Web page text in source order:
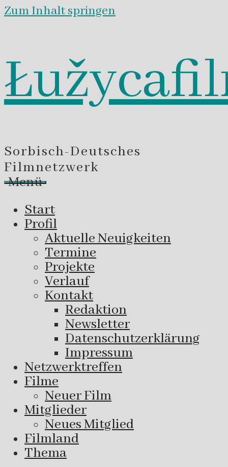
Zum Inhalt springen
Sorbisch-Deutsches
Filmnetzwerk
Menü
Start
Profil
Aktuelle Neuigkeiten
Termine
Projekte
Verlauf
Kontakt
Redaktion
Newsletter
Datenschutzerklärung
Impressum
Netzwerktreffen
Filme
Neuer Film
Mitglieder
Neues Mitglied
Filmland
Thema